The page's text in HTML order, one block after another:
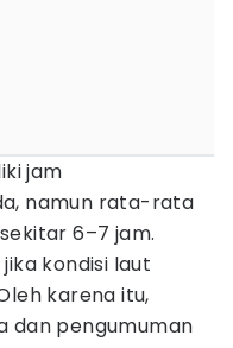
jam
namun rata-rata
6–7 jam.
kondisi laut
karena itu,
dan pengumuman